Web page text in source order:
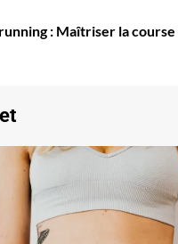
: Maîtriser la